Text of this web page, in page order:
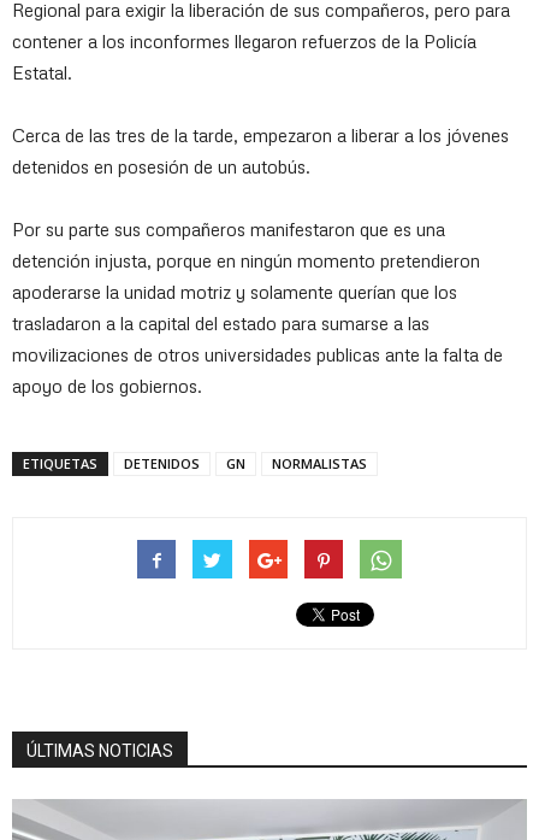
Regional para exigir la liberación de sus compañeros, pero para
contener a los inconformes llegaron refuerzos de la Policía
Estatal.
Cerca de las tres de la tarde, empezaron a liberar a los jóvenes
detenidos en posesión de un autobús.
Por su parte sus compañeros manifestaron que es una
detención injusta, porque en ningún momento pretendieron
apoderarse la unidad motriz y solamente querían que los
trasladaron a la capital del estado para sumarse a las
movilizaciones de otros universidades publicas ante la falta de
apoyo de los gobiernos.
ETIQUETAS DETENIDOS GN NORMALISTAS
ÚLTIMAS NOTICIAS